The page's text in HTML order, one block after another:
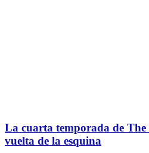
La cuarta temporada de The
vuelta de la esquina